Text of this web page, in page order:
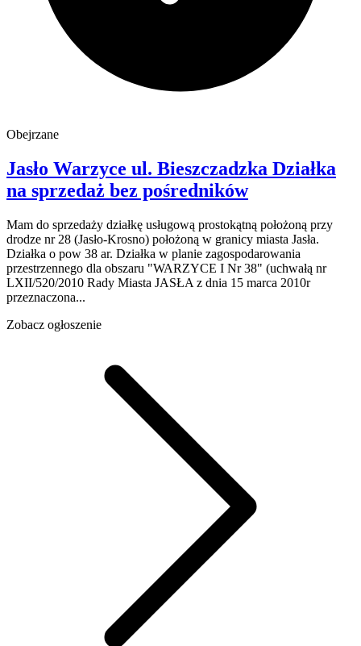
Obejrzane
Jasło Warzyce ul. Bieszczadzka Działka
na sprzedaż bez pośredników
Mam do sprzedaży działkę usługową prostokątną położoną przy
drodze nr 28 (Jasło-Krosno) położoną w granicy miasta Jasła.
Działka o pow 38 ar. Działka w planie zagospodarowania
przestrzennego dla obszaru "WARZYCE I Nr 38" (uchwałą nr
LXII/520/2010 Rady Miasta JASŁA z dnia 15 marca 2010r
przeznaczona...
Zobacz ogłoszenie